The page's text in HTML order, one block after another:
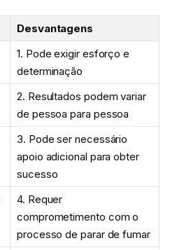
Desvantagens
1. Pode exigir esforço e
determinação
2. Resultados podem variar
de pessoa para pessoa
3. Pode ser necessário
apoio adicional para obter
sucesso
4. Requer
comprometimento com o
processo de parar de fumar